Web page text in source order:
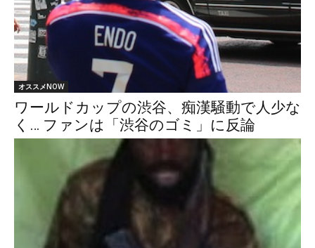
オススメNOW
ワールドカップの渋谷、痴漢騒動で人少な
く… ファンは「渋谷のゴミ」に反論